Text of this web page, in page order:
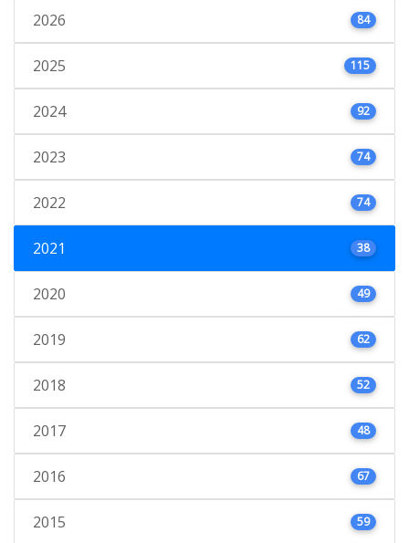
2026 84
2025 115
2024 92
2023 74
2022 74
2021 38
2020 49
2019 62
2018 52
2017 48
2016 67
2015 59